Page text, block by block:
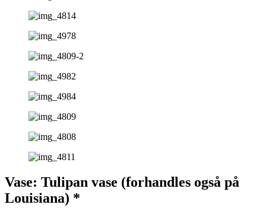
Vase: Tulipan vase (forhandles også på
Louisiana) *